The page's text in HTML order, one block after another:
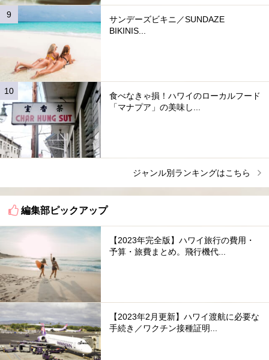
サンデーズビキニ／SUNDAZE
BIKINIS...
食べなきゃ損！ハワイのローカルフード
「マナプア」の美味し...
ジャンル別ランキングはこちら
編集部ピックアップ
【2023年完全版】ハワイ旅行の費用・
予算・旅費まとめ。飛行機代...
【2023年2月更新】ハワイ渡航に必要な
手続き／ワクチン接種証明...